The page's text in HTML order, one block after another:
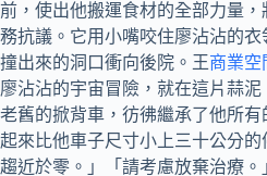
前，使出他搬運食材的全部力量
務抗議。它用小嘴咬住廖沾沾的
撞出來的洞口衝向後院。王商業空
廖沾沾的宇宙冒險，就在這片蒜
老舊的掀背車，彷彿繼承了他所
起來比他車子尺寸小上三十公分
趨近於零。」「請考慮放棄治療